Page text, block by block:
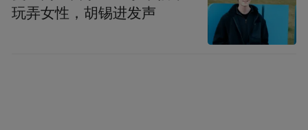
玩弄女性，胡锡进发声